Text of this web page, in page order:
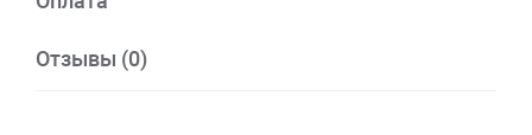
Отзывы (0)